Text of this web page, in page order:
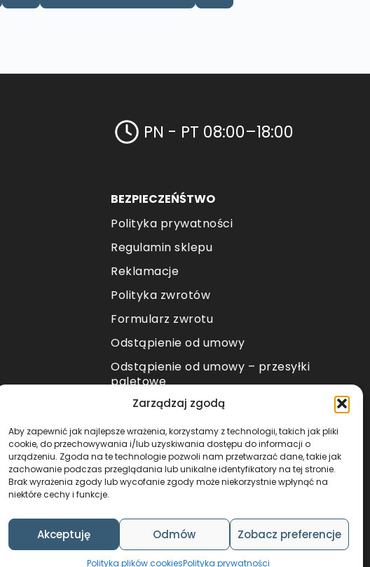
Zarządzaj zgodą
Aby zapewnić jak najlepsze wrażenia, korzystamy z technologii, takich jak pliki
cookie, do przechowywania i/lub uzyskiwania dostępu do informacji o
urządzeniu. Zgoda na te technologie pozwoli nam przetwarzać dane, takie jak
zachowanie podczas przeglądania lub unikalne identyfikatory na tej stronie.
Brak wyrażenia zgody lub wycofanie zgody może niekorzystnie wpłynąć na
niektóre cechy i funkcje.
Akceptuję Odmów Zobacz preferencje
Polityka plików cookiesPolityka prywatności
PN - PT 08:00–18:00
BEZPIECZEŃŚTWO
Polityka prywatności
Regulamin sklepu
Reklamacje
Polityka zwrotów
Formularz zwrotu
Odstąpienie od umowy
Odstąpienie od umowy – przesyłki
paletowe
METODY PŁATNOŚCI
DESIGN & CODE BYFOXSTUDIO